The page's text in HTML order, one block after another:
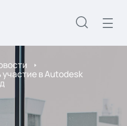
в Autodesk